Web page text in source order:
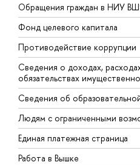
Обращения граждан в НИУ
Фонд целевого капитала
Противодействие коррупции
Сведения о доходах,
обязательствах
Сведения об
Людям с ограниченными
Единая платежная страница
Работа в Вышке